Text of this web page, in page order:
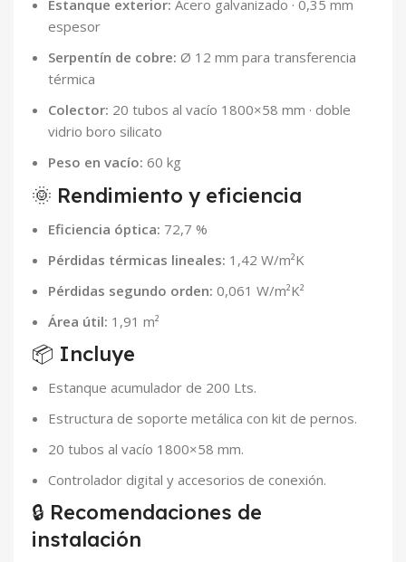
Estanque exterior: Acero galvanizado · 0,35 mm
espesor
Serpentín de cobre: Ø 12 mm para transferencia
térmica
Colector: 20 tubos al vacío 1800×58 mm · doble
vidrio boro silicato
Peso en vacío: 60 kg
🌞 Rendimiento y eficiencia
Eficiencia óptica: 72,7 %
Pérdidas térmicas lineales: 1,42 W/m²K
Pérdidas segundo orden: 0,061 W/m²K²
Área útil: 1,91 m²
📦 Incluye
Estanque acumulador de 200 Lts.
Estructura de soporte metálica con kit de pernos.
20 tubos al vacío 1800×58 mm.
Controlador digital y accesorios de conexión.
🔒 Recomendaciones de
instalación